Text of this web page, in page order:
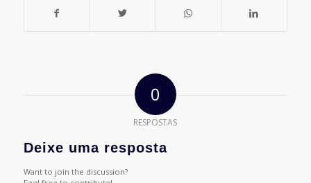
0
RESPOSTAS
Deixe uma resposta
Want to join the discussion?